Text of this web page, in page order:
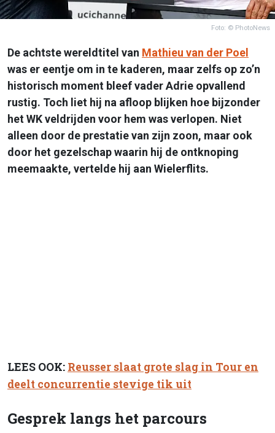
Foto: © PhotoNews
De achtste wereldtitel van Mathieu van der Poel
was er eentje om in te kaderen, maar zelfs op zo’n
historisch moment bleef vader Adrie opvallend
rustig. Toch liet hij na afloop blijken hoe bijzonder
het WK veldrijden voor hem was verlopen. Niet
alleen door de prestatie van zijn zoon, maar ook
door het gezelschap waarin hij de ontknoping
meemaakte, vertelde hij aan Wielerflits.
LEES OOK: Reusser slaat grote slag in Tour en
deelt concurrentie stevige tik uit
Gesprek langs het parcours